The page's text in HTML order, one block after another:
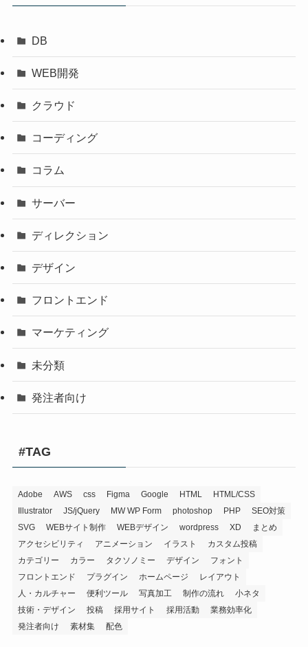
DB
WEB開発
クラウド
コーディング
コラム
サーバー
ディレクション
デザイン
フロントエンド
マーケティング
未分類
発注者向け
#TAG
Adobe AWS css Figma Google HTML
HTML/CSS
Illustrator
JS/jQuery MW WP Form photoshop PHP
SEO対策
SVG
WEBサイト制作 WEBデザイン wordpress XD
まとめ
アクセシビリティ
アニメーション イラスト
カスタム投稿
カテゴリー
カラー タクソノミー デザイン
フォント
フロントエンド
プラグイン ホームページ
レイアウト
人・カルチャー
便利ツール 写真加工 制作の流れ
小ネタ
技術・デザイン
投稿 採用サイト 採用活動
業務効率化
発注者向け
素材集 配色